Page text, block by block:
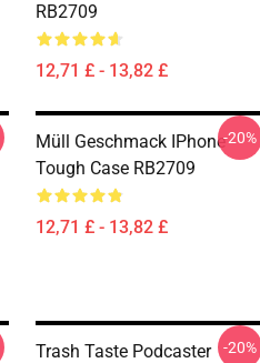
RB2709
12,71 £ - 13,82 £
Müll Geschmack IPhone
Tough Case RB2709
12,71 £ - 13,82 £
-20%
Trash Taste Podcaster
-20%